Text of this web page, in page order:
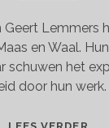
Geert Lemmers
en Waal.
schuwen het
door hun